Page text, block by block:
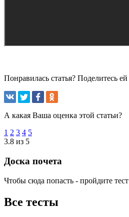
Понравилась статья? Поделитесь ей
А какая Ваша оценка этой статьи?
1 2 3 4 5
3.8 из 5
Доска почета
Чтобы сюда попасть - пройдите тест
Все тесты